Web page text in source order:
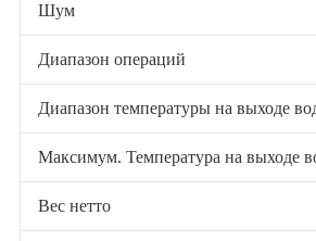
Шум
Диапазон операций
Диапазон температуры на выходе
Максимум. Температура на выходе
Вес нетто